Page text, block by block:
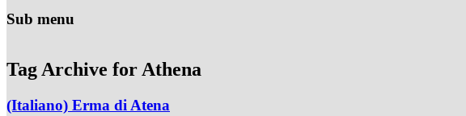
Sub menu
Tag Archive forAthena
(Italiano) Erma di Atena